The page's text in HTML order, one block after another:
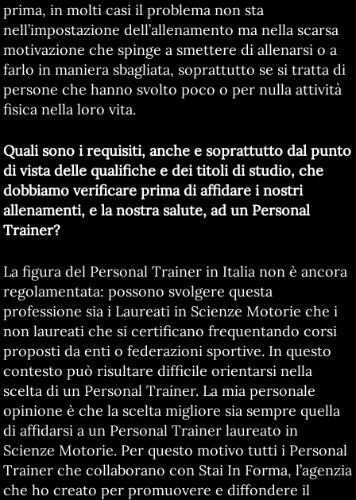
prima, in molti casi il problema non sta
nell’impostazione dell’allenamento ma nella scarsa
motivazione che spinge a smettere di allenarsi o a
farlo in maniera sbagliata, soprattutto se si tratta di
persone che hanno svolto poco o per nulla attività
fisica nella loro vita.
Quali sono i requisiti, anche e soprattutto dal punto
di vista delle qualifiche e dei titoli di studio, che
dobbiamo verificare prima di affidare i nostri
allenamenti, e la nostra salute, ad un Personal
Trainer?
La figura del Personal Trainer in Italia non è ancora
regolamentata: possono svolgere questa
professione sia i Laureati in Scienze Motorie che i
non laureati che si certificano frequentando corsi
proposti da enti o federazioni sportive. In questo
contesto può risultare difficile orientarsi nella
scelta di un Personal Trainer. La mia personale
opinione è che la scelta migliore sia sempre quella
di affidarsi a un Personal Trainer laureato in
Scienze Motorie. Per questo motivo tutti i Personal
Trainer che collaborano con Stai In Forma, l’agenzia
che ho creato per promuovere e diffondere il